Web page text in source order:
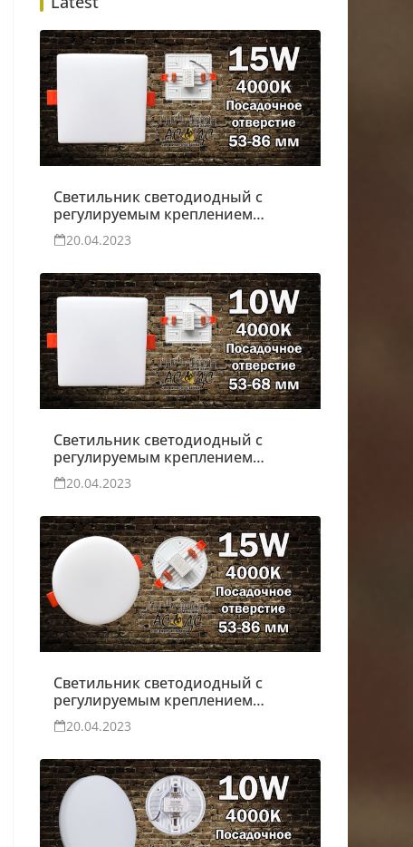
Светильник светодиодный с
регулируемым креплением
Moon 15W
20.04.2023
Светильник светодиодный с
регулируемым креплением
Moon 10W
20.04.2023
Светильник светодиодный с
регулируемым креплением
Moon 15W
20.04.2023